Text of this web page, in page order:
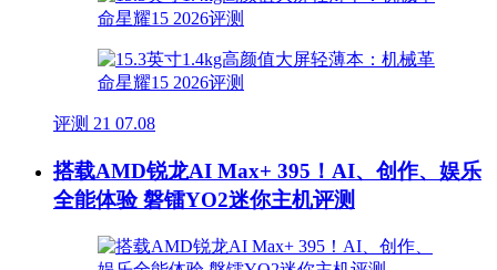
评测 21 07.08
搭载AMD锐龙AI Max+ 395！AI、创作、娱乐
全能体验 磐镭YO2迷你主机评测